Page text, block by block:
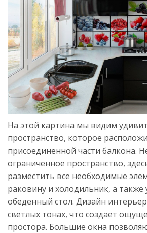
На этой картина мы видим
пространство, которое
присоединенной части балкона.
ограниченное пространство,
разместить все необходимые
раковину и холодильник, а также
обеденный стол. Дизайн
светлых тонах, что создает
простора. Большие окна